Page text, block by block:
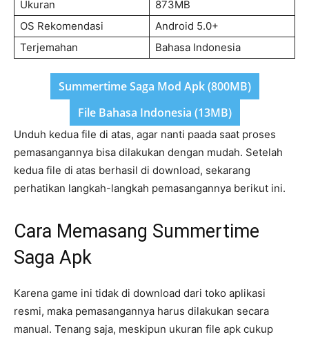
Ukuran
873MB
OS Rekomendasi
Android 5.0+
Terjemahan
Bahasa Indonesia
Summertime Saga Mod Apk (800MB)
File Bahasa Indonesia (13MB)
Unduh kedua file di atas, agar nanti paada saat proses
pemasangannya bisa dilakukan dengan mudah. Setelah
kedua file di atas berhasil di download, sekarang
perhatikan langkah-langkah pemasangannya berikut ini.
Cara Memasang Summertime
Saga Apk
Karena game ini tidak di download dari toko aplikasi
resmi, maka pemasangannya harus dilakukan secara
manual. Tenang saja, meskipun ukuran file apk cukup